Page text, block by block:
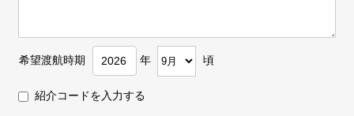
希望渡航時期 年 頃
紹介コードを入力する